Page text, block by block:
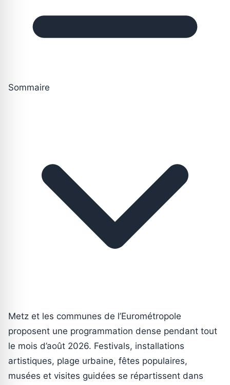
Sommaire
Metz et les communes de l’Eurométropole
proposent une programmation dense pendant tout
le mois d’août 2026. Festivals, installations
artistiques, plage urbaine, fêtes populaires,
musées et visites guidées se répartissent dans